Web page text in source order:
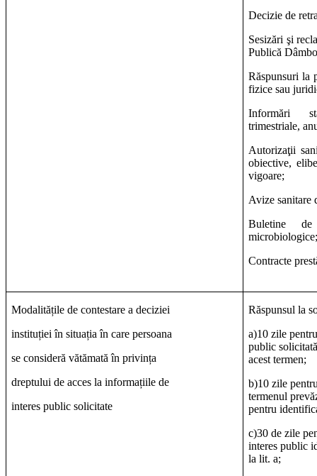
Decizie de
Sesizări şi
Publică
Răspunsuri la
fizice sau
Informări
trimestriale,
Autorizaţii
obiective,
vigoare;
Avize sanitare
Buletine de
Contracte
Modalitățile de contestare a deciziei
instituției în situația în care persoana
se consideră vătămată în privința
dreptului de acces la informațiile de
interes public solicitate
Răspunsul la
a)10 zile
public
acest termen;
b)10 zile
termenul
pentru
c)30 de zile
interes public
la lit. a;